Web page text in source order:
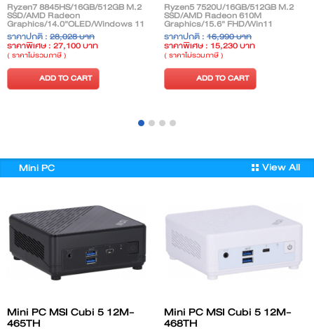
Ryzen7 8845HS/16GB/512GB M.2
SSD/AMD Radeon
Graphics/14.0"OLED/Windows 11
Home + Microsoft Office Home &
Student 2024/Steel Gray
**Promotion 01 - 31 May'25**
ราคาปกติ : 28,028 บาท
ราคาพิเศษ : 27,100 บาท
( ราคาไม่รวมภาษี )
ADD TO CART
Ryzen5 7520U/16GB/512GB M.2
SSD/AMD Radeon 610M
Graphics/15.6" FHD/Win11
Home+Office 2021/Arctic Grey
ราคาปกติ : 16,990 บาท
ราคาพิเศษ : 15,230 บาท
( ราคาไม่รวมภาษี )
ADD TO CART
Mini PC View All
Mini PC MSI Cubi 5 12M-
465TH
Mini PC MSI Cubi 5 12M-
468TH